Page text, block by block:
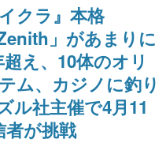
方々に製作時のエピソードをお
ゲーム）とは何か？を探ってい
い。『赫本』は、〈試験問題〉
集です。
薬物の使用と思しき描写も含め
、BPOが議論を交わす
クラ』本格
」があまりに
え、10体のオリ
ム、カジノに釣り
ル社主催で4月11
者が挑戦